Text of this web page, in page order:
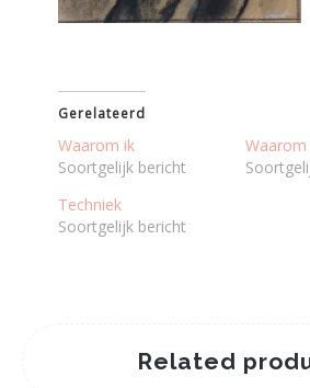
Gerelateerd
Waarom ik
Soortgelijk bericht
Waarom
Techniek
Soortgelijk bericht
Related